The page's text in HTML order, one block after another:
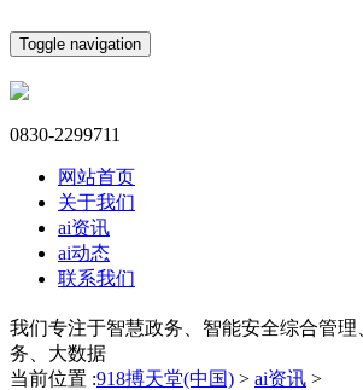
Toggle navigation
0830-2299711
网站首页
关于我们
ai资讯
ai动态
联系我们
我们专注于智慧政务、智能安全综合管理
务、大数据
当前位置 :918搏天堂(中国) > ai资讯 >